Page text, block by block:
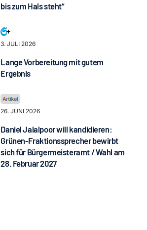
bis zum Hals steht“
3. JULI 2026
Lange Vorbereitung mit gutem
Ergebnis
26. JUNI 2026
Daniel Jalalpoor will kandidieren:
Grünen-Fraktionssprecher bewirbt
sich für Bürgermeisteramt / Wahl am
28. Februar 2027